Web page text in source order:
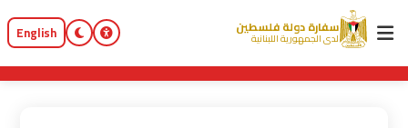
سفارة دولة فلسطين
لدى الجمهورية اللبنانية English